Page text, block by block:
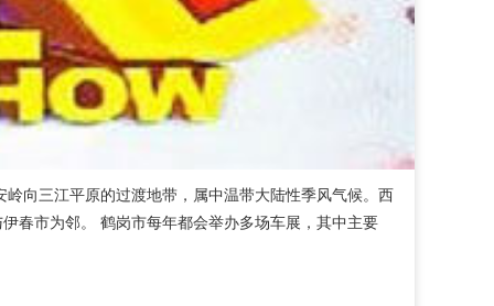
向三江平原的过渡地带，属中温带大陆性季风气候。西
春市为邻。 鹤岗市每年都会举办多场车展，其中主要